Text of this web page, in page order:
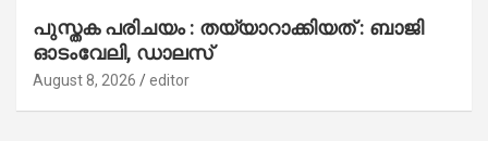
പുസ്തക പരിചയം : തയ്യാറാക്കിയത് : ബാജി
ഓടംവേലി, ഡാലസ്
August 8, 2026 editor